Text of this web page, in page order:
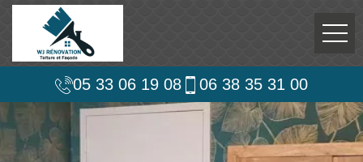
05 33 06 19 08 06 38 35 31 00